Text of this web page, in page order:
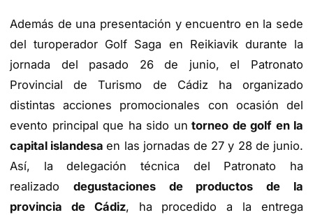
Además de una presentación y encuentro en la sede
del turoperador Golf Saga en Reikiavik durante la
jornada del pasado 26 de junio, el Patronato
Provincial de Turismo de Cádiz ha organizado
distintas acciones promocionales con ocasión del
evento principal que ha sido un torneo de golf en la
capital islandesaen las jornadas de 27 y 28 de junio.
Así, la delegación técnica del Patronato ha
realizado degustaciones de productos de la
provincia de Cádiz, ha procedido a la entrega